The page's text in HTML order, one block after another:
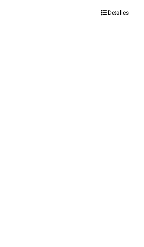
Detalles